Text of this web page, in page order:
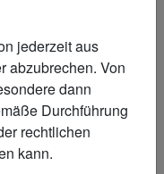
OpenStreetMapcontributors
jederzeit aus
abzubrechen. Von
dann
Durchführung
rechtlichen
kann.